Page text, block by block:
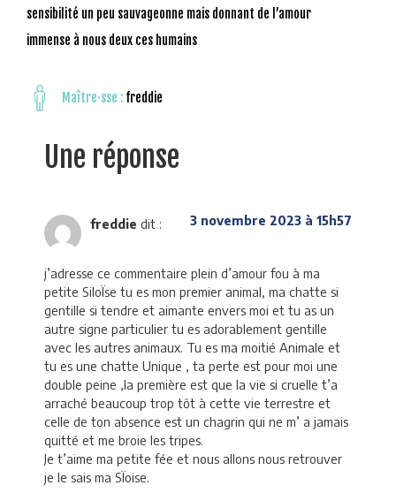
sensibilité un peu sauvageonne mais donnant de l’amour
immense à nous deux ces humains
Maître·sse : freddie
Une réponse
freddie dit : 3 novembre 2023 à 15h57
j’adresse ce commentaire plein d’amour fou à ma
petite SiloÏse tu es mon premier animal, ma chatte si
gentille si tendre et aimante envers moi et tu as un
autre signe particulier tu es adorablement gentille
avec les autres animaux. Tu es ma moitié Animale et
tu es une chatte Unique , ta perte est pour moi une
double peine ,la première est que la vie si cruelle t’a
arraché beaucoup trop tôt à cette vie terrestre et
celle de ton absence est un chagrin qui ne m’ a jamais
quitté et me broie les tripes.
Je t’aime ma petite fée et nous allons nous retrouver
je le sais ma SÏoise.